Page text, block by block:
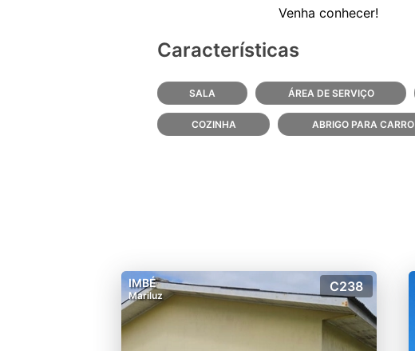
Características
SALA ÁREA DE SERVIÇO
COZINHA ABRIGO PARA CARRO
IMBÉ
Mariluz
C238